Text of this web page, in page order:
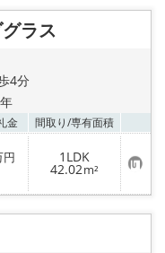
り
ラス
4分
金 間取り/専有面積
円 1LDK
42.02m² お
気
に
り